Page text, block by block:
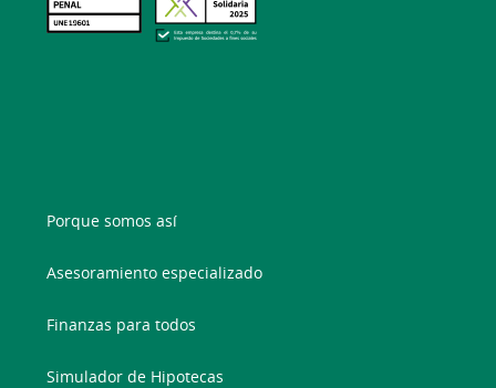
Porque somos así
Asesoramiento especializado
Finanzas para todos
Simulador de Hipotecas